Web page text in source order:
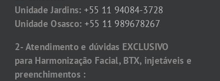
Unidade Jardins: +55 11 94084-3728
Unidade Osasco: +55 11 989678267
2- Atendimento e dúvidas EXCLUSIVO
para Harmonização Facial, BTX, injetáveis e
preenchimentos :